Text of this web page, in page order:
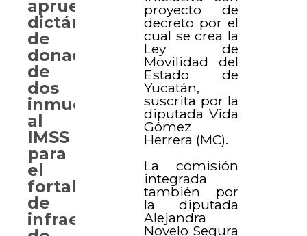
proyecto de
decreto por el
cual se crea la
Ley de
Movilidad del
Estado de
Yucatán,
suscrita por la
diputada Vida
Gómez
Herrera (MC).
La comisión
integrada
también por
la diputada
Alejandra
Novelo Segura
aprueba
dictámenes
de
donación
de
dos
inmuebles
al
IMSS
para
el
fortalecimiento
de
infraestructura